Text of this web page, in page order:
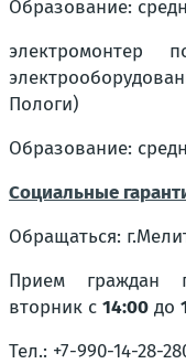
Образование:
электромонтер
Пологи)
Образование:
Социальные
Обращаться:
Прием граждан
вторник с 14:00 до
Тел.: +7-990-14-28-